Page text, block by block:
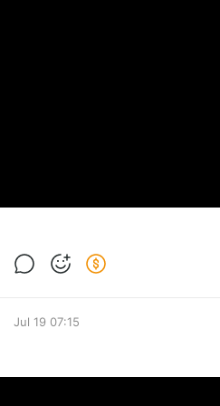
Jul 19 07:15